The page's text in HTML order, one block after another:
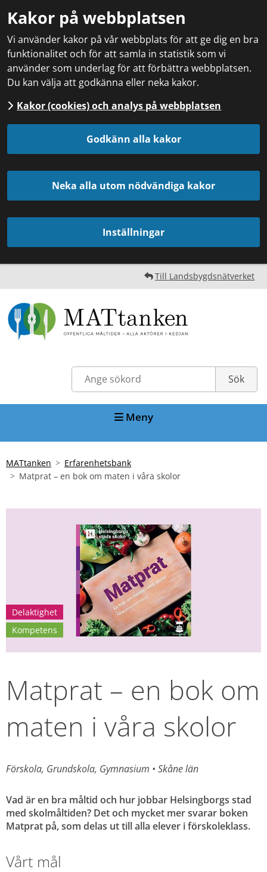
Kakor på webbplatsen
Vi använder kakor på vår webbplats för att ge dig en bra
funktionalitet och för att samla in statistik som vi
använder som underlag för att förbättra webbplatsen.
Du kan välja att godkänna eller neka kakor.
Kakor (cookies) och analys på webbplatsen
Godkänn alla kakor
Neka alla utom nödvändiga kakor
Inställningar
Till Landsbygdsnätverket
Meny
MATtanken
Erfarenhetsbank
Matprat – en bok om maten i våra skolor
Delaktighet
Kompetens
Matprat – en bok om
maten i våra skolor
Förskola, Grundskola, Gymnasium • Skåne län
Vad är en bra måltid och hur jobbar Helsingborgs stad
med skolmåltiden? Det och mycket mer svarar boken
Matprat på, som delas ut till alla elever i förskoleklass.
Vårt mål